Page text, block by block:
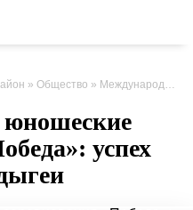
» Общество » Международные юношеские соревнования «Победа»: успех спортсмена из Адыгеи
успех